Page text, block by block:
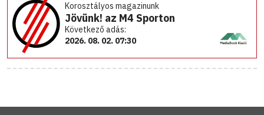
Korosztályos magazinunk
Jövünk! az M4 Sporton
Következő adás:
2026. 08. 02. 07:30